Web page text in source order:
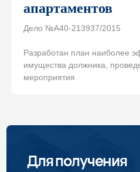
апартаментов
Дело №А40-213937/2015
Разработан план наиболее
имущества должника,
мероприятия